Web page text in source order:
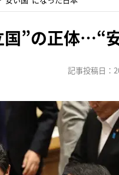
”の正体…“
記事投稿日：